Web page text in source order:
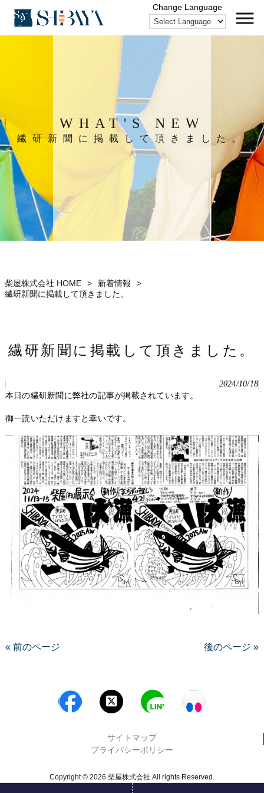
WHAT'S NEW
繊研新聞に掲載して頂きました。
柴屋株式会社 HOME > 新着情報
>
繊研新聞に掲載して頂きました。
繊研新聞に掲載して頂きました。
2024/10/18
本日の繊研新聞に弊社の記事が掲載されています。
御一読いただけますと幸いです。
« 前のページ 後のページ »
サイトマップ
プライバシーポリシー
Copyright © 2026 柴屋株式会社 All rights Reserved.